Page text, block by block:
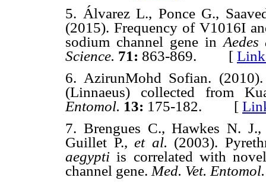
5. Álvarez L., Ponce G.,
(2015). Frequency of V1016I
sodium channel gene in
Science. 71: 863-869. [
6. AzirunMohd Sofian.
(Linnaeus) collected from
Entomol. 13: 175-182. [
7. Brengues C., Hawkes N.
Guillet P., et al. (2003).
aegypti is correlated with
channel gene. Med. Vet.